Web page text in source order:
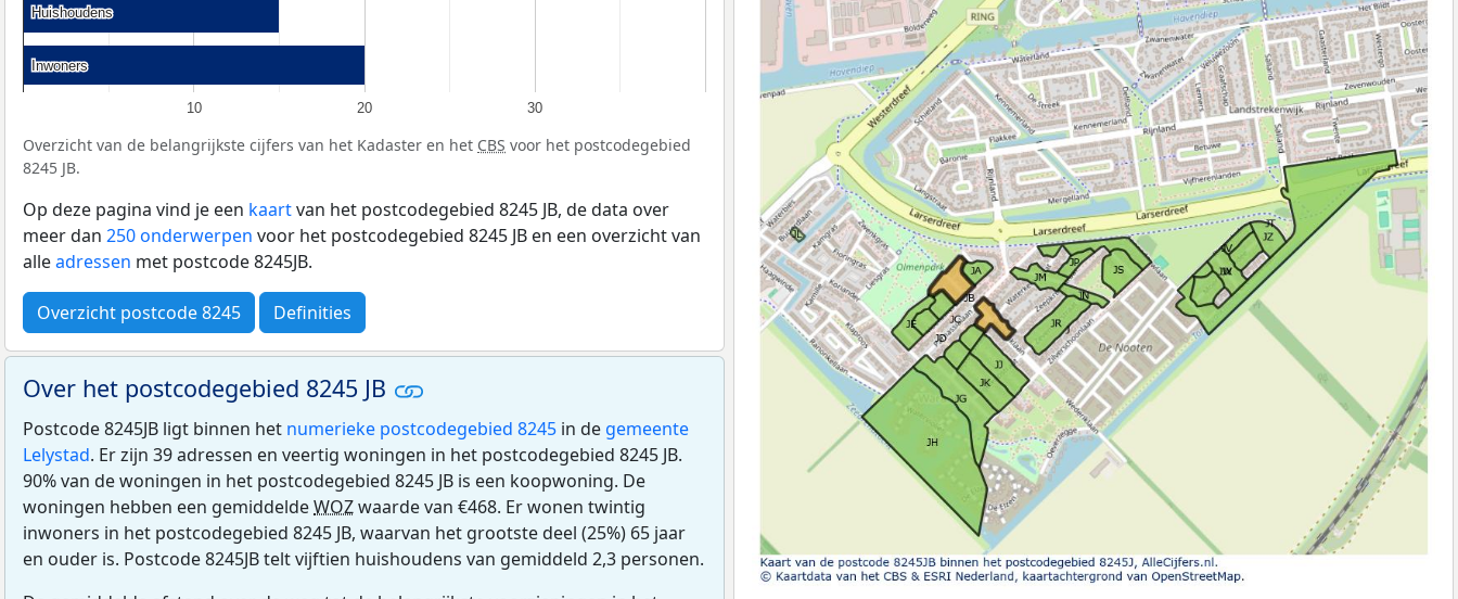
10 20 30
Huishoudens
Huishoudens
Inwoners
Inwoners
Overzicht van de belangrijkste cijfers van het Kadaster en het CBS voor het postcodegebied
8245 JB.
Op deze pagina vind je een kaartvan het postcodegebied 8245 JB, de data over
meer dan 250 onderwerpen voor het postcodegebied 8245 JB en een overzicht van
alleadressen met postcode 8245JB.
Overzicht postcode 8245 Definities
Over het postcodegebied 8245 JB
Postcode 8245JB ligt binnen het numerieke postcodegebied 8245 in de gemeente
Lelystad. Er zijn 39 adressen en veertig woningen in het postcodegebied 8245 JB.
90% van de woningen in het postcodegebied 8245 JB is een koopwoning. De
woningen hebben een gemiddeldeWOZwaarde van €468. Er wonen twintig
inwoners in het postcodegebied 8245 JB, waarvan het grootste deel (25%) 65 jaar
en ouder is. Postcode 8245JB telt vijftien huishoudens van gemiddeld 2,3 personen.